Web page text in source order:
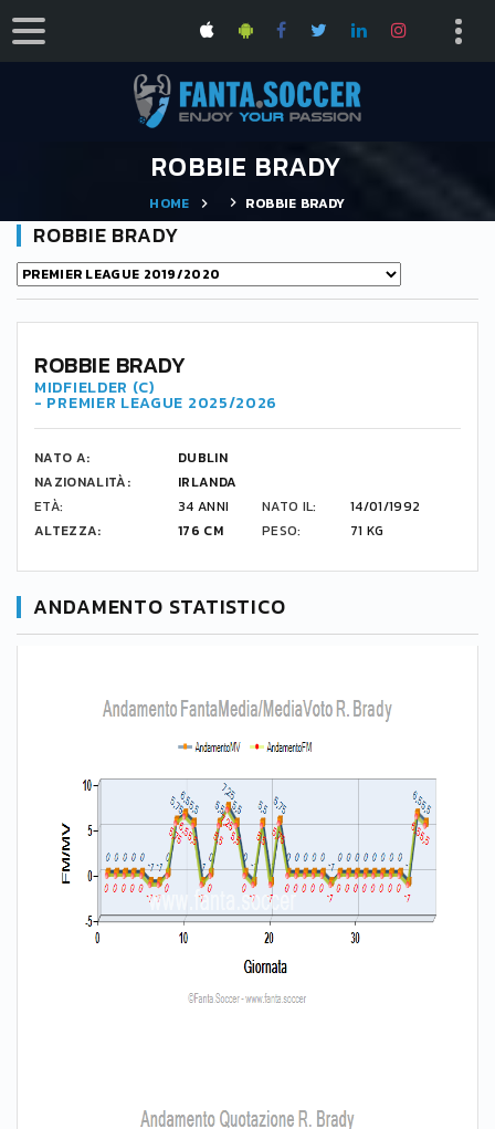
ROBBIE BRADY
HOME ROBBIE BRADY
ROBBIE BRADY
ROBBIE BRADY
MIDFIELDER (C)
- PREMIER LEAGUE 2025/2026
NATO A:
DUBLIN
NAZIONALITÀ:
IRLANDA
ETÀ:
34 ANNI NATO IL:
14/01/1992
ALTEZZA:
176 CM PESO: 71 KG
ANDAMENTO STATISTICO